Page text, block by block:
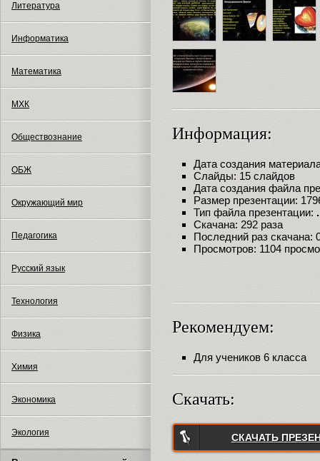
Литература
Информатика
Математика
МХК
Обществознание
ОБЖ
Окружающий мир
Педагогика
Русский язык
Технология
Физика
Химия
Экономика
Экология
Информация:
Дата создания
Слайды: 15 слайдов
Дата создания файла
Размер презентации:
Тип файла презентации:
Скачана: 292 раза
Последний раз скачана:
Просмотров: 1104
Рекомендуем:
Для учеников 6 класса
Скачать:
СКАЧАТЬ